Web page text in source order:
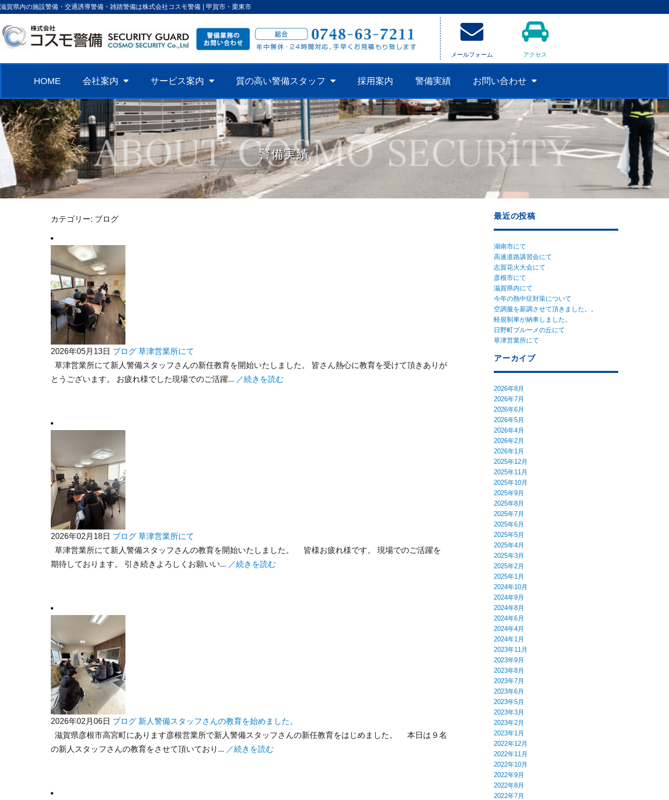
滋賀県内の施設警備・交通誘導警備・雑踏警備は株式会社コスモ警備 | 甲賀市・栗東市
メールフォーム アクセス
HOME 会社案内 サービス案内 質の高い警備スタッフ 採用案内 警備実績 お問い合わせ
警備実績
カテゴリー: ブログ
2026年05月13日 ブログ 草津営業所にて
草津営業所にて新人警備スタッフさんの新任教育を開始いたしました。 皆さん熱心に教育を受けて頂きありが
とうございます。 お疲れ様でした現場でのご活躍... ／続きを読む
2026年02月18日 ブログ 草津営業所にて
草津営業所にて新人警備スタッフさんの教育を開始いたしました。 皆様お疲れ様です。 現場でのご活躍を
期待しております。 引き続きよろしくお願いい... ／続きを読む
2026年02月06日 ブログ 新人警備スタッフさんの教育を始めました。
滋賀県彦根市高宮町にあります彦根営業所で新人警備スタッフさんの新任教育をはじめました。 本日は９名
の新人スタッフさんの教育をさせて頂いており... ／続きを読む
最近の投稿
湖南市にて
高速道路講習会にて
志賀花火大会にて
彦根市にて
滋賀県内にて
今年の熱中症対策について
空調服を新調させて頂きました。。
軽規制車が納車しました。
日野町ブルーメの丘にて
草津営業所にて
アーカイブ
2026年8月
2026年7月
2026年6月
2026年5月
2026年4月
2026年2月
2026年1月
2025年12月
2025年11月
2025年10月
2025年9月
2025年8月
2025年7月
2025年6月
2025年5月
2025年4月
2025年3月
2025年2月
2025年1月
2024年10月
2024年9月
2024年8月
2024年6月
2024年4月
2024年1月
2023年11月
2023年9月
2023年8月
2023年7月
2023年6月
2023年5月
2023年3月
2023年2月
2023年1月
2022年12月
2022年11月
2022年10月
2022年9月
2022年8月
2022年7月